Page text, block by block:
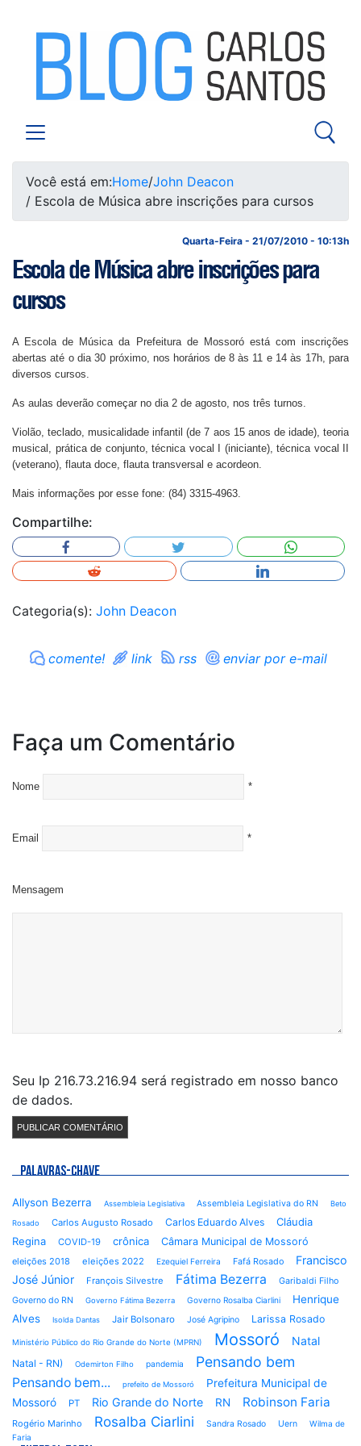
Você está em:Home/John Deacon
/ Escola de Música abre inscrições para cursos
Quarta-Feira - 21/07/2010 - 10:13h
Escola de Música abre inscrições para
cursos
A Escola de Música da Prefeitura de Mossoró está com inscrições
abertas até o dia 30 próximo, nos horários de 8 às 11 e 14 às 17h, para
diversos cursos.
As aulas deverão começar no dia 2 de agosto, nos três turnos.
Violão, teclado, musicalidade infantil (de 7 aos 15 anos de idade), teoria
musical, prática de conjunto, técnica vocal I (iniciante), técnica vocal II
(veterano), flauta doce, flauta transversal e acordeon.
Mais informações por esse fone: (84) 3315-4963.
Compartilhe:
Categoria(s): John Deacon
comente! link rss enviar por e-mail
Faça um Comentário
Nome *
Email *
Mensagem
Seu Ip 216.73.216.94 será registrado em nosso banco
de dados.
PALAVRAS-CHAVE
Allyson Bezerra Assembleia Legislativa Assembleia Legislativa do RN Beto
Rosado Carlos Augusto Rosado Carlos Eduardo Alves
Cláudia
Regina
COVID-19 crônica Câmara Municipal de Mossoró
eleições 2018 eleições 2022 Ezequiel Ferreira Fafá Rosado
Francisco
José Júnior
François Silvestre Fátima Bezerra
Garibaldi Filho
Governo do RN
Governo Fátima Bezerra Governo Rosalba Ciarlini
Henrique
Alves
Isolda Dantas Jair Bolsonaro José Agripino Larissa Rosado
Ministério Público do Rio Grande do Norte (MPRN) Mossoró Natal
Natal - RN) Odemirton Filho pandemia Pensando bem
Pensando bem... prefeito de Mossoró
Prefeitura Municipal de
Mossoró
PT Rio Grande do Norte RN Robinson Faria
Rogério Marinho Rosalba Ciarlini Sandra Rosado Uern
Wilma de
Faria